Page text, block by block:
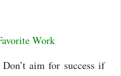
Work
Don’t aim for success if